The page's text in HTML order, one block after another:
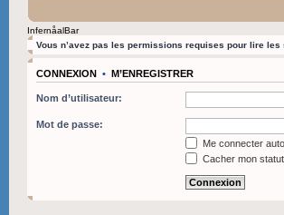
InfernåalBar
Vous n’avez pas les permissions requises pour lire les
CONNEXION • M’ENREGISTRER
Nom d’utilisateur:
Mot de passe:
Me connecter
Cacher mon